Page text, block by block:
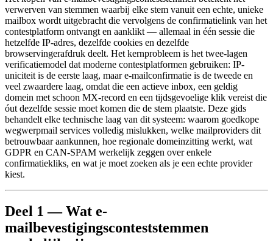
verwerven van stemmen waarbij elke stem vanuit een echte, unieke
mailbox wordt uitgebracht die vervolgens de confirmatielink van het
contestplatform ontvangt en aanklikt — allemaal in één sessie die
hetzelfde IP-adres, dezelfde cookies en dezelfde
browservingerafdruk deelt. Het kernprobleem is het twee-lagen
verificatiemodel dat moderne contestplatformen gebruiken: IP-
uniciteit is de eerste laag, maar e-mailconfirmatie is de tweede en
veel zwaardere laag, omdat die een actieve inbox, een geldig
domein met schoon MX-record en een tijdsgevoelige klik vereist die
óut dezelfde sessie moet komen die de stem plaatste. Deze gids
behandelt elke technische laag van dit systeem: waarom goedkope
wegwerpmail services volledig mislukken, welke mailproviders dit
betrouwbaar aankunnen, hoe regionale domeinzitting werkt, wat
GDPR en CAN-SPAM werkelijk zeggen over enkele
confirmatiekliks, en wat je moet zoeken als je een echte provider
kiest.
Deel 1 — Wat e-
mailbevestigingsconteststemmen